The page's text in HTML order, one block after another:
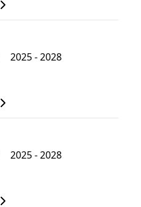
2025 - 2028
2025 - 2028